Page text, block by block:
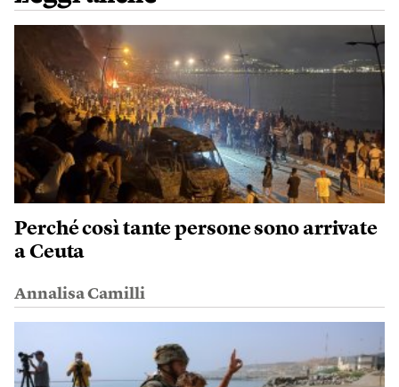
Perché così tante persone sono arrivate
a Ceuta
Annalisa Camilli